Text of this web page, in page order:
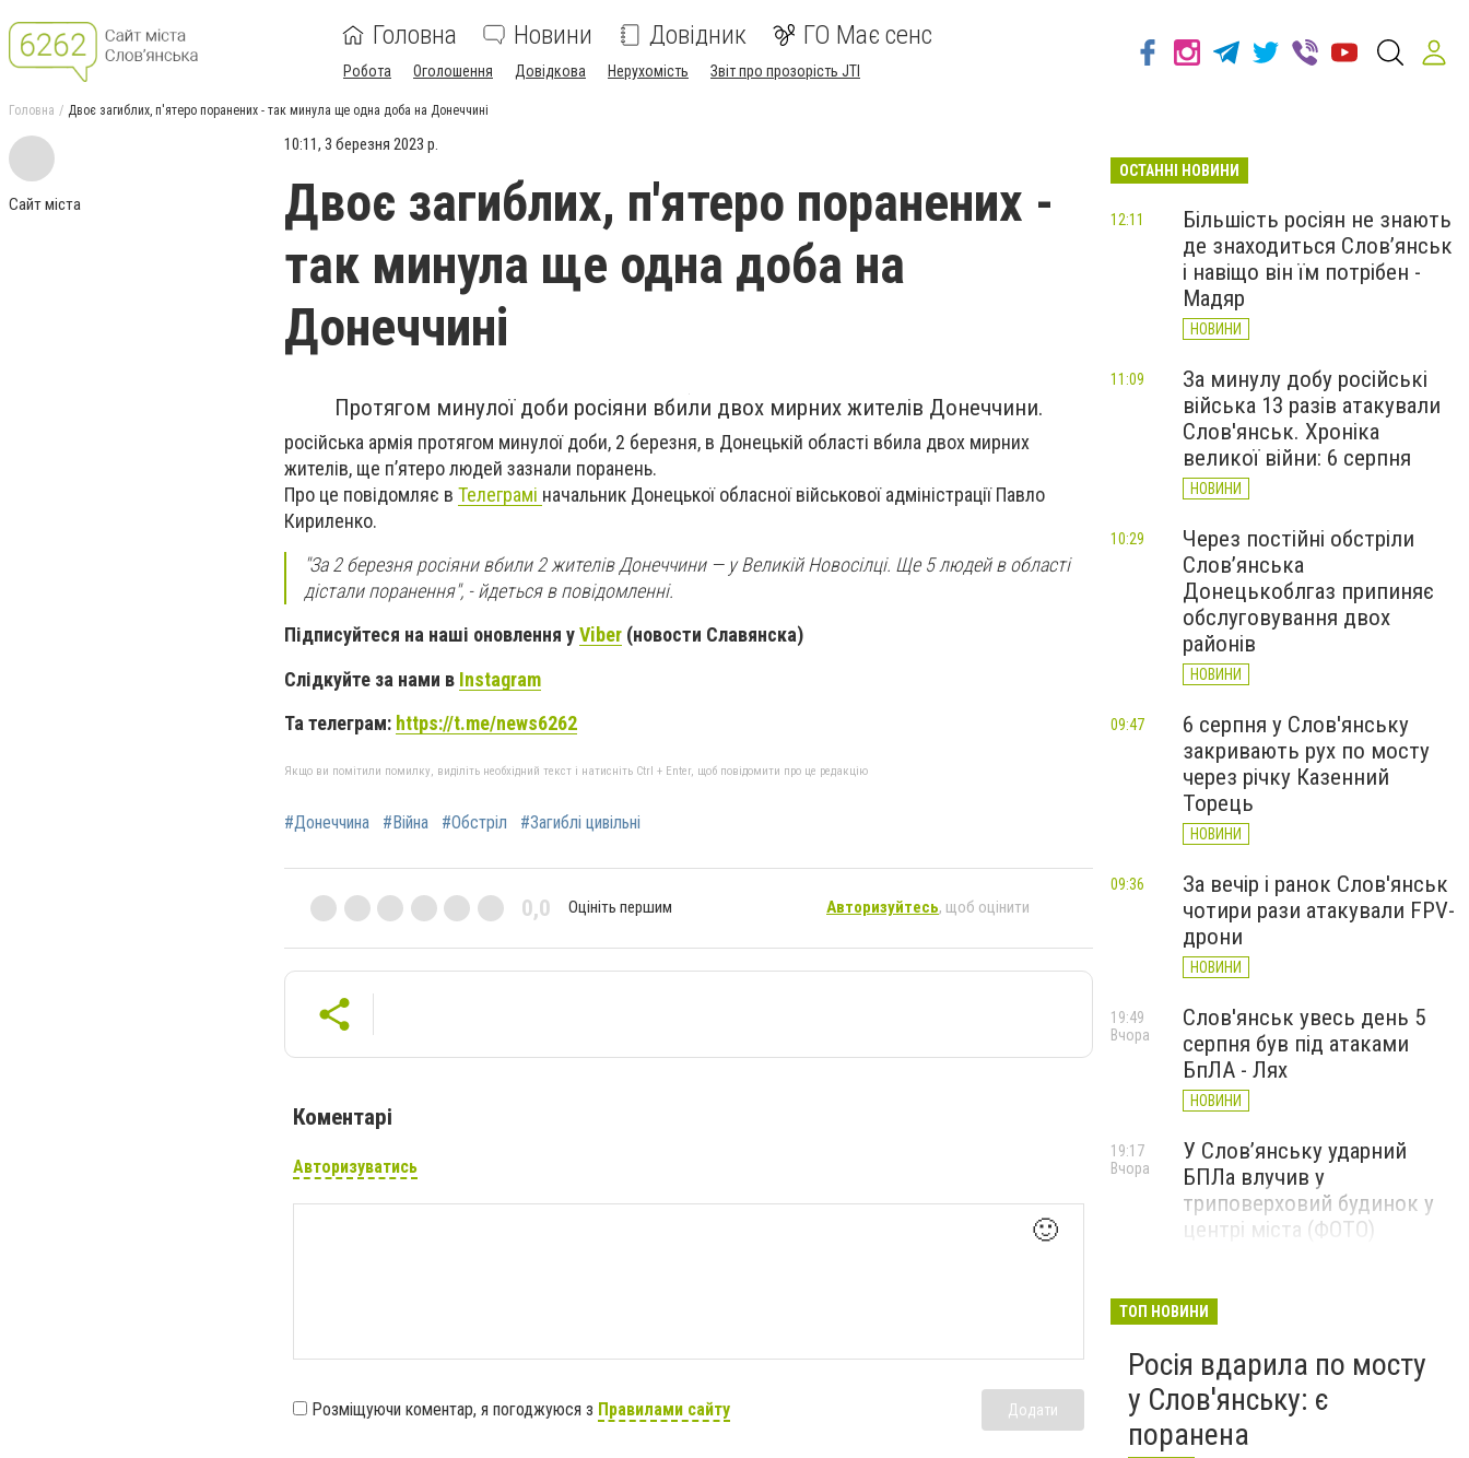
Головна Новини Довідник ГО Має сенс
Робота Оголошення Довідкова Нерухомість Звіт про прозорість JTI
Головна Двоє загиблих, п'ятеро поранених - так минула ще одна доба на Донеччині
Сайт міста
10:11, 3 березня 2023 р.
Двоє загиблих, п'ятеро поранених -
так минула ще одна доба на
Донеччині
Протягом минулої доби росіяни вбили двох мирних жителів Донеччини.
російська армія протягом минулої доби, 2 березня, в Донецькій області вбила двох мирних
жителів, ще пʼятеро людей зазнали поранень.
Про це повідомляє в Телеграмі начальник Донецької обласної військової адміністрації Павло
Кириленко.
"За 2 березня росіяни вбили 2 жителів Донеччини — у Великій Новосілці. Ще 5 людей в області
дістали поранення", - йдеться в повідомленні.
Підписуйтеся на наші оновлення уViber (новости Славянска)
Слідкуйте за нами в Instagram
Та телеграм: https://t.me/news6262
Якщо ви помітили помилку, виділіть необхідний текст і натисніть Ctrl + Enter, щоб повідомити про це редакцію
#Донеччина #Війна #Обстріл #Загиблі цивільні
0,0 Оцініть першим Авторизуйтесь, щоб оцінити
Коментарі
Авторизуватись
🙂
Розміщуючи коментар, я погоджуюся з Правилами сайту Додати
ОСТАННІ НОВИНИ
Більшість росіян не знають
де знаходиться Слов’янськ
і навіщо він їм потрібен -
Мадяр
НОВИНИ
12:11
За минулу добу російські
війська 13 разів атакували
Слов'янськ. Хроніка
великої війни: 6 серпня
НОВИНИ
11:09
Через постійні обстріли
Слов’янська
Донецькоблгаз припиняє
обслуговування двох
районів
НОВИНИ
10:29
6 серпня у Слов'янську
закривають рух по мосту
через річку Казенний
Торець
НОВИНИ
09:47
За вечір і ранок Слов'янськ
чотири рази атакували FPV-
дрони
НОВИНИ
09:36
Слов'янськ увесь день 5
серпня був під атаками
БпЛА - Лях
НОВИНИ
19:49
Вчора
У Слов’янську ударний
БПЛа влучив у
триповерховий будинок у
центрі міста (ФОТО)
19:17
Вчора
Машина підірвалася на міні:
подробиці загибелі Олексія
Юкова
19:00
Вчора
ТОП НОВИНИ
Росія вдарила по мосту
у Слов'янську: є
поранена